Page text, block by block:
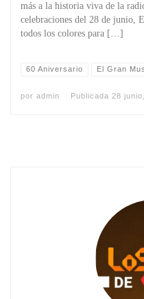
más a la historia viva de la
celebraciones del 28 de junio,
todos los colores para […]
60 Aniversario El Gran
por admin Publicada 28